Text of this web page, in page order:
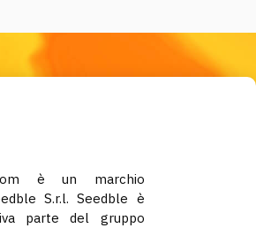
è un marchio
S.r.l. Seedble è
parte del gruppo